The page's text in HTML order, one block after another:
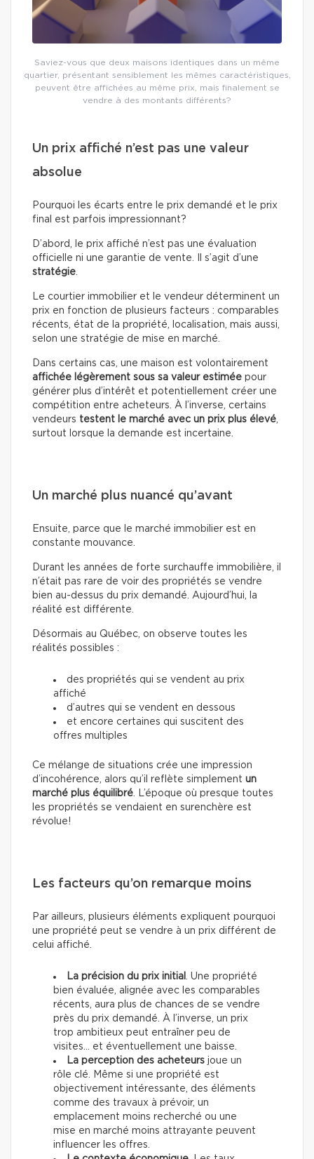
Saviez-vous que deux maisons identiques dans un même
quartier, présentant sensiblement les mêmes caractéristiques,
peuvent être affichées au même prix, mais finalement se
vendre à des montants différents?
Un prix affiché n’est pas une valeur
absolue
Pourquoi les écarts entre le prix demandé et le prix
final est parfois impressionnant?
D’abord, le prix affiché n’est pas une évaluation
officielle ni une garantie de vente. Il s’agit d’une
stratégie.
Le courtier immobilier et le vendeur déterminent un
prix en fonction de plusieurs facteurs : comparables
récents, état de la propriété, localisation, mais aussi,
selon une stratégie de mise en marché.
Dans certains cas, une maison est volontairement
affichée légèrement sous sa valeur estimée pour
générer plus d’intérêt et potentiellement créer une
compétition entre acheteurs. À l’inverse, certains
vendeurs testent le marché avec un prix plus élevé,
surtout lorsque la demande est incertaine.
Un marché plus nuancé qu’avant
Ensuite, parce que le marché immobilier est en
constante mouvance.
Durant les années de forte surchauffe immobilière, il
n’était pas rare de voir des propriétés se vendre
bien au-dessus du prix demandé. Aujourd’hui, la
réalité est différente.
Désormais au Québec, on observe toutes les
réalités possibles :
des propriétés qui se vendent au prix
affiché
d’autres qui se vendent en dessous
et encore certaines qui suscitent des
offres multiples
Ce mélange de situations crée une impression
d’incohérence, alors qu’il reflète simplement un
marché plus équilibré. L’époque où presque toutes
les propriétés se vendaient en surenchère est
révolue!
Les facteurs qu’on remarque moins
Par ailleurs, plusieurs éléments expliquent pourquoi
une propriété peut se vendre à un prix différent de
celui affiché.
La précision du prix initial . Une propriété
bien évaluée, alignée avec les comparables
récents, aura plus de chances de se vendre
près du prix demandé. À l’inverse, un prix
trop ambitieux peut entraîner peu de
visites… et éventuellement une baisse.
La perception des acheteurs joue un
rôle clé. Même si une propriété est
objectivement intéressante, des éléments
comme des travaux à prévoir, un
emplacement moins recherché ou une
mise en marché moins attrayante peuvent
influencer les offres.